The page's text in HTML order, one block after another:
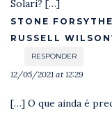
Solari? […]
STONE
RUSSELL
RESPONDER
12/05/2021 at 12:29
[…] O que ainda é